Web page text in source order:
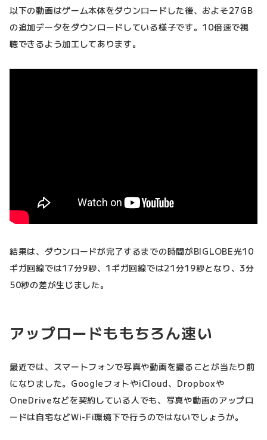
以下の動画はゲーム本体をダウンロードした後、およそ27GB
の追加データをダウンロードしている様子です。10倍速で視
聴できるよう加工してあります。
結果は、ダウンロードが完了するまでの時間がBIGLOBE光10
ギガ回線では17分9秒、1ギガ回線では21分19秒となり、3分
50秒の差が生じました。
アップロードももちろん速い
最近では、スマートフォンで写真や動画を撮ることが当たり前
になりました。GoogleフォトやiCloud、Dropboxや
OneDriveなどを契約している人でも、写真や動画のアップロ
ードは自宅などWi-Fi環境下で行うのではないでしょうか。